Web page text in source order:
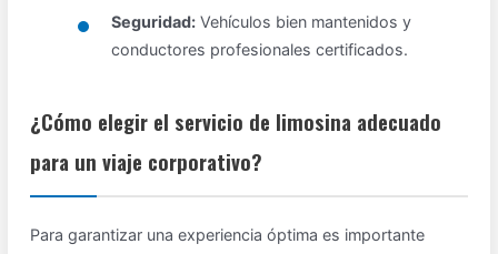
Seguridad: Vehículos bien mantenidos y
conductores profesionales certificados.
¿Cómo elegir el servicio de limosina adecuado
para un viaje corporativo?
Para garantizar una experiencia óptima es importante